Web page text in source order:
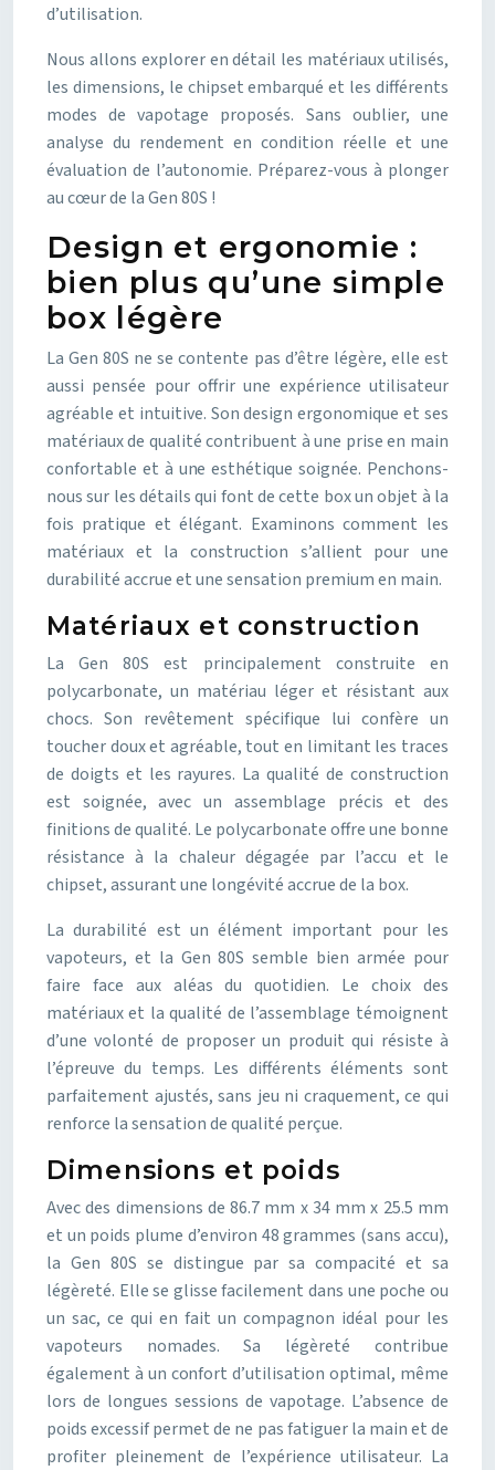
d’utilisation.
Nous allons explorer en détail les matériaux utilisés,
les dimensions, le chipset embarqué et les différents
modes de vapotage proposés. Sans oublier, une
analyse du rendement en condition réelle et une
évaluation de l’autonomie. Préparez-vous à plonger
au cœur de la Gen 80S !
Design et ergonomie :
bien plus qu’une simple
box légère
La Gen 80S ne se contente pas d’être légère, elle est
aussi pensée pour offrir une expérience utilisateur
agréable et intuitive. Son design ergonomique et ses
matériaux de qualité contribuent à une prise en main
confortable et à une esthétique soignée. Penchons-
nous sur les détails qui font de cette box un objet à la
fois pratique et élégant. Examinons comment les
matériaux et la construction s’allient pour une
durabilité accrue et une sensation premium en main.
Matériaux et construction
La Gen 80S est principalement construite en
polycarbonate, un matériau léger et résistant aux
chocs. Son revêtement spécifique lui confère un
toucher doux et agréable, tout en limitant les traces
de doigts et les rayures. La qualité de construction
est soignée, avec un assemblage précis et des
finitions de qualité. Le polycarbonate offre une bonne
résistance à la chaleur dégagée par l’accu et le
chipset, assurant une longévité accrue de la box.
La durabilité est un élément important pour les
vapoteurs, et la Gen 80S semble bien armée pour
faire face aux aléas du quotidien. Le choix des
matériaux et la qualité de l’assemblage témoignent
d’une volonté de proposer un produit qui résiste à
l’épreuve du temps. Les différents éléments sont
parfaitement ajustés, sans jeu ni craquement, ce qui
renforce la sensation de qualité perçue.
Dimensions et poids
Avec des dimensions de 86.7 mm x 34 mm x 25.5 mm
et un poids plume d’environ 48 grammes (sans accu),
la Gen 80S se distingue par sa compacité et sa
légèreté. Elle se glisse facilement dans une poche ou
un sac, ce qui en fait un compagnon idéal pour les
vapoteurs nomades. Sa légèreté contribue
également à un confort d’utilisation optimal, même
lors de longues sessions de vapotage. L’absence de
poids excessif permet de ne pas fatiguer la main et de
profiter pleinement de l’expérience utilisateur. La